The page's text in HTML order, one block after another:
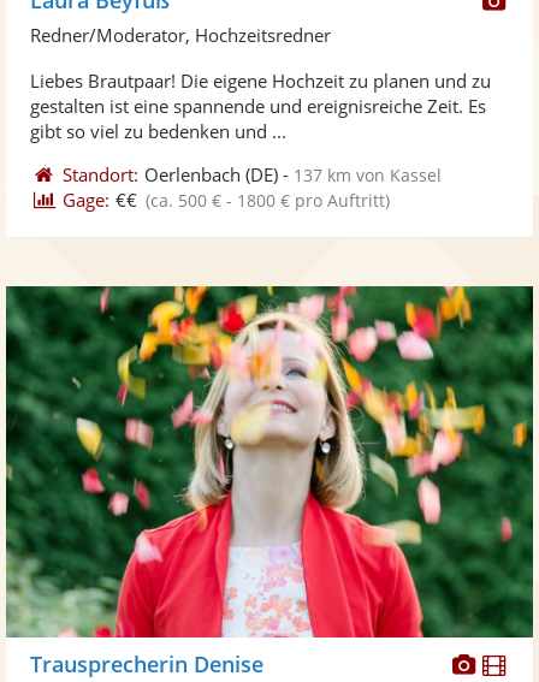
Redner/Moderator, Hochzeitsredner
Liebes Brautpaar! Die eigene Hochzeit zu planen und zu
gestalten ist eine spannende und ereignisreiche Zeit. Es
gibt so viel zu bedenken und ...
Standort: Oerlenbach (DE) - 137 km von Kassel
Gage: €€ (ca. 500 € - 1800 € pro Auftritt)
Trausprecherin Denise